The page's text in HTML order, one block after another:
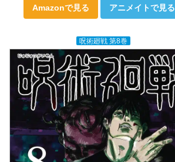
Amazonで見る アニメイトで見る
呪術廻戦 第8巻